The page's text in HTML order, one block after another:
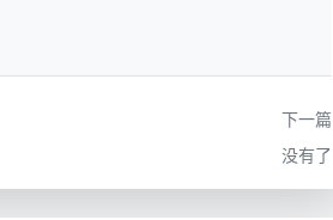
是开荒还是日常
做的是“维持”——处理生活浮灰、油污
小时计费。开荒保洁做的是“清零”——
要用大功率吸尘器、专业铲刀组、玻
下一篇
没有了